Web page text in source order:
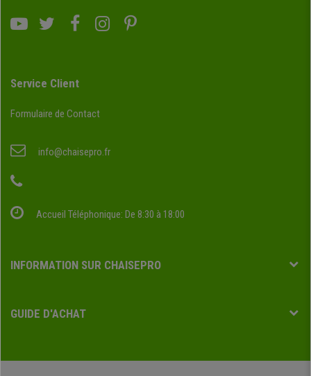
Service Client
Formulaire de Contact
info@chaisepro.fr
Accueil Téléphonique: De 8:30 à 18:00
INFORMATION SUR CHAISEPRO
GUIDE D'ACHAT